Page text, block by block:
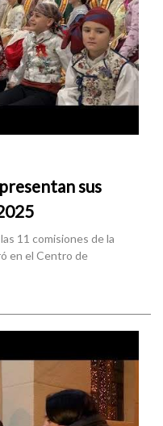
sus
11 comisiones de la
en el Centro de